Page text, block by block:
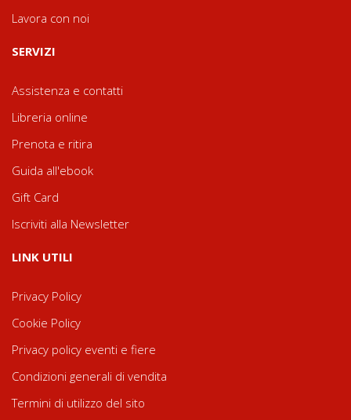
Lavora con noi
SERVIZI
Assistenza e contatti
Libreria online
Prenota e ritira
Guida all'ebook
Gift Card
Iscriviti alla Newsletter
LINK UTILI
Privacy Policy
Cookie Policy
Privacy policy eventi e fiere
Condizioni generali di vendita
Termini di utilizzo del sito